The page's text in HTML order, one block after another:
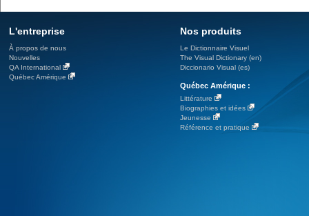
L'entreprise
À propos de nous
Nouvelles
QA International
Québec Amérique
Nos produits
Le Dictionnaire Visuel
The Visual Dictionary (en)
Diccionario Visual (es)
Québec Amérique :
Littérature
Biographies et idées
Jeunesse
Référence et pratique